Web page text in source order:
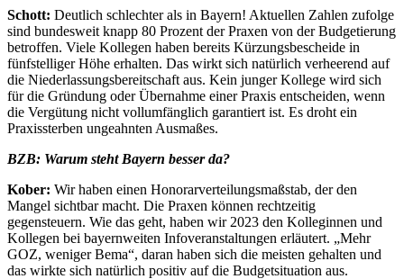
Schott: Deutlich schlechter als in Bayern! Aktuellen Zahlen zufolge
sind bundesweit knapp 80 Prozent der Praxen von der Budgetierung
betroffen. Viele Kollegen haben bereits Kürzungsbescheide in
fünfstelliger Höhe erhalten. Das wirkt sich natürlich verheerend auf
die Niederlassungsbereitschaft aus. Kein junger Kollege wird sich
für die Gründung oder Übernahme einer Praxis entscheiden, wenn
die Vergütung nicht vollumfänglich garantiert ist. Es droht ein
Praxissterben ungeahnten Ausmaßes.
BZB: Warum steht Bayern besser da?
Kober: Wir haben einen Honorarverteilungsmaßstab, der den
Mangel sichtbar macht. Die Praxen können rechtzeitig
gegensteuern. Wie das geht, haben wir 2023 den Kolleginnen und
Kollegen bei bayernweiten Infoveranstaltungen erläutert. „Mehr
GOZ, weniger Bema“, daran haben sich die meisten gehalten und
das wirkte sich natürlich positiv auf die Budgetsituation aus.